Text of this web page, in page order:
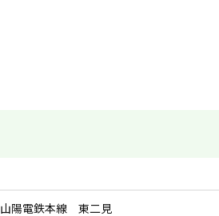
山陽電鉄本線 東二見